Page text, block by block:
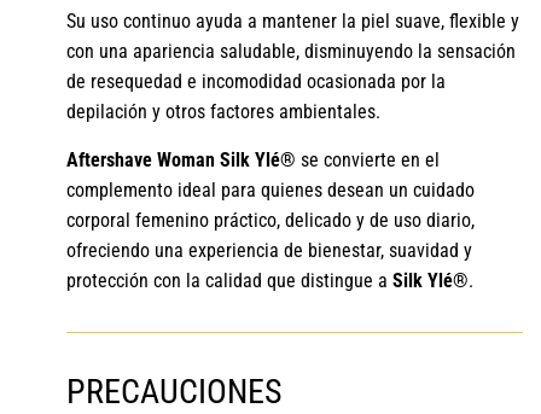
Su uso continuo ayuda a mantener la piel suave, flexible y
con una apariencia saludable, disminuyendo la sensación
de resequedad e incomodidad ocasionada por la
depilación y otros factores ambientales.
Aftershave Woman Silk Ylé® se convierte en el
complemento ideal para quienes desean un cuidado
corporal femenino práctico, delicado y de uso diario,
ofreciendo una experiencia de bienestar, suavidad y
protección con la calidad que distingue a Silk Ylé®.
PRECAUCIONES